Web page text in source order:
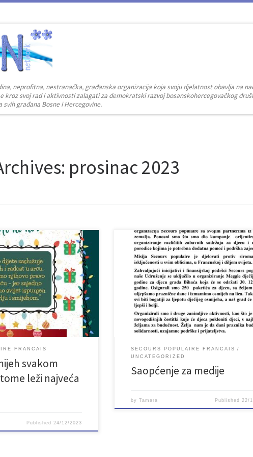
neprofitna, nestranačka, građanska organizacija koja svoju djelatnost obavlja na
kroz svoj rad i aktivnosti zalagati za demokratski razvoj bosanskohercegovačkog
svih građana Bosne i Hercegovine.
prosinac 2023
kampanje “Zeleni Djed
humanitarna
sa svojim partnerima
smo letak koji ćemo
30.12.2023. godine na
FRANCAIS
svakom
leži najveća
Published 24/12/2023
SECOURS POPULAIRE FRANCAIS
UNCATEGORIZED
Saopćenje za medije
by Tamara Published22/